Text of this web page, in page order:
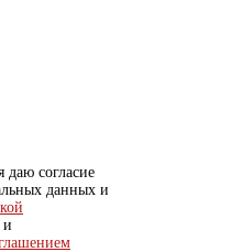
согласие
данных и
и